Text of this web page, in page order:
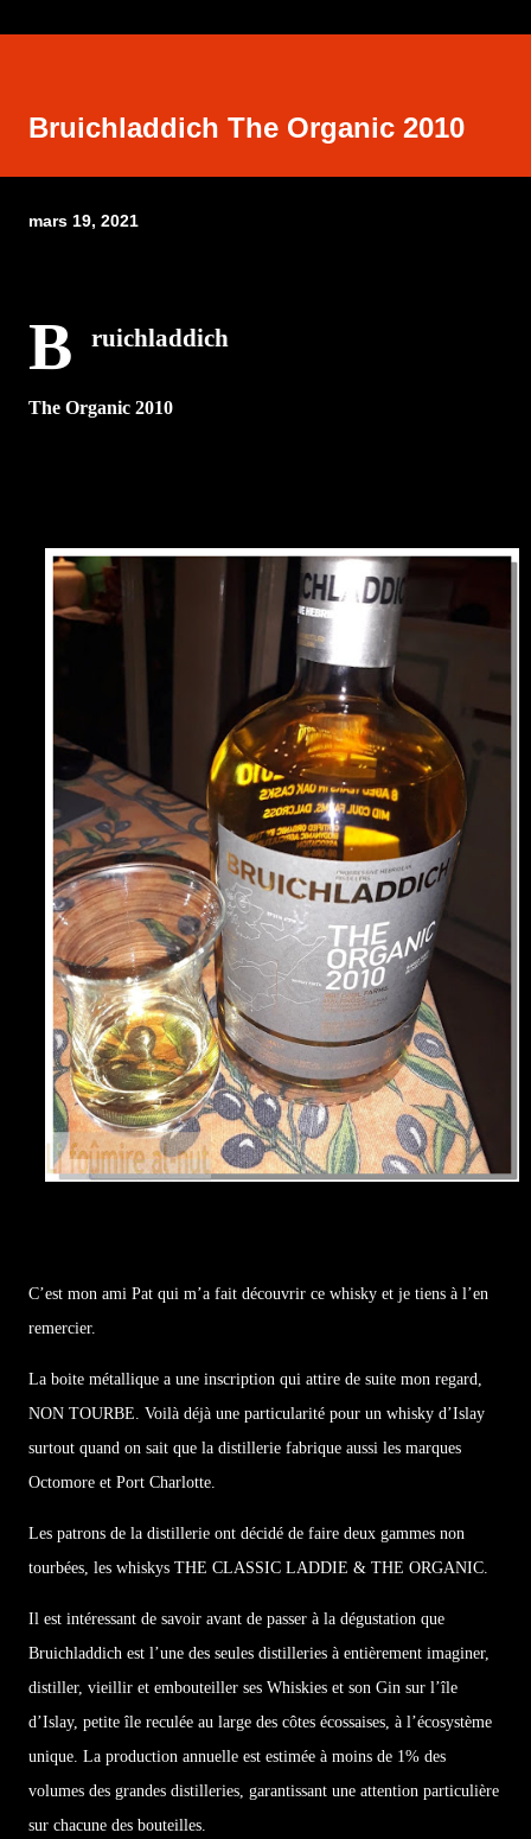
Bruichladdich The Organic 2010
mars 19, 2021
B ruichladdich
The Organic 2010
C’est mon ami Pat qui m’a fait découvrir ce whisky et je tiens à l’en
remercier.
La boite métallique a une inscription qui attire de suite mon regard,
NON TOURBE. Voilà déjà une particularité pour un whisky d’Islay
surtout quand on sait que la distillerie fabrique aussi les marques
Octomore et Port Charlotte.
Les patrons de la distillerie ont décidé de faire deux gammes non
tourbées, les whiskys THE CLASSIC LADDIE & THE ORGANIC.
Il est intéressant de savoir avant de passer à la dégustation que
Bruichladdich est l’une des seules distilleries à entièrement imaginer,
distiller, vieillir et embouteiller ses Whiskies et son Gin sur l’île
d’Islay, petite île reculée au large des côtes écossaises, à l’écosystème
unique. La production annuelle est estimée à moins de 1% des
volumes des grandes distilleries, garantissant une attention particulière
sur chacune des bouteilles.